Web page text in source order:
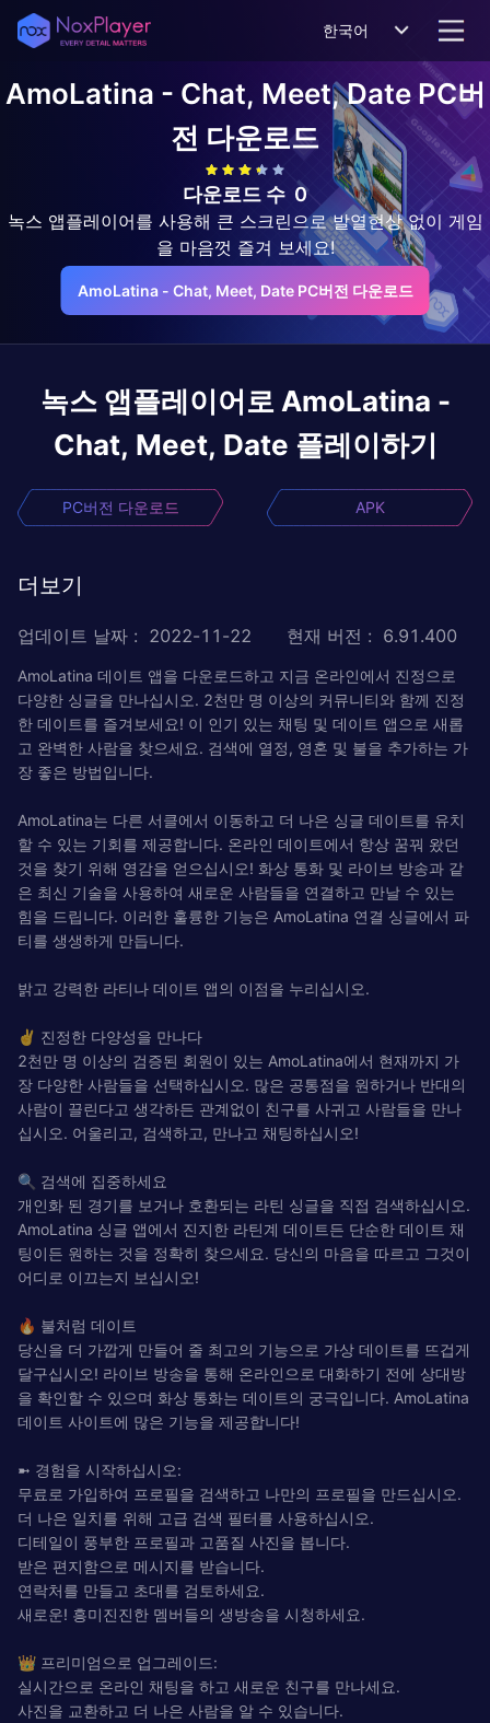
한국어
AmoLatina - Chat, Meet, DatePC버
전 다운로드
다운로드 수 0
녹스 앱플레이어를 사용해 큰 스크린으로 발열현상 없이 게임
을 마음껏 즐겨 보세요!
AmoLatina - Chat, Meet, Date PC버전 다운로드
녹스 앱플레이어로 AmoLatina -
Chat, Meet, Date 플레이하기
PC버전 다운로드 APK
더보기
업데이트 날짜 : 2022-11-22 현재 버전 : 6.91.400
AmoLatina 데이트 앱을 다운로드하고 지금 온라인에서 진정으로
다양한 싱글을 만나십시오. 2천만 명 이상의 커뮤니티와 함께 ​​진정
한 데이트를 즐겨보세요! 이 인기 있는 채팅 및 데이트 앱으로 새롭
고 완벽한 사람을 찾으세요. 검색에 열정, 영혼 및 불을 추가하는 가
장 좋은 방법입니다.
AmoLatina는 다른 서클에서 이동하고 더 나은 싱글 데이트를 유치
할 수 있는 기회를 제공합니다. 온라인 데이트에서 항상 꿈꿔 왔던
것을 찾기 위해 영감을 얻으십시오! 화상 통화 및 라이브 방송과 같
은 최신 기술을 사용하여 새로운 사람들을 연결하고 만날 수 있는
힘을 드립니다. 이러한 훌륭한 기능은 AmoLatina 연결 싱글에서 파
티를 생생하게 만듭니다.
밝고 강력한 라티나 데이트 앱의 이점을 누리십시오.
✌️ 진정한 다양성을 만나다
2천만 명 이상의 검증된 회원이 있는 AmoLatina에서 현재까지 가
장 다양한 사람들을 선택하십시오. 많은 공통점을 원하거나 반대의
사람이 끌린다고 생각하든 관계없이 친구를 사귀고 사람들을 만나
십시오. 어울리고, 검색하고, 만나고 채팅하십시오!
🔍 검색에 집중하세요
개인화 된 경기를 보거나 호환되는 라틴 싱글을 직접 검색하십시오.
AmoLatina 싱글 앱에서 진지한 라틴계 데이트든 단순한 데이트 채
팅이든 원하는 것을 정확히 찾으세요. 당신의 마음을 따르고 그것이
어디로 이끄는지 보십시오!
🔥 불처럼 데이트
당신을 더 가깝게 만들어 줄 최고의 기능으로 가상 데이트를 뜨겁게
달구십시오! 라이브 방송을 통해 온라인으로 대화하기 전에 상대방
을 확인할 수 있으며 화상 통화는 데이트의 궁극입니다. AmoLatina
데이트 사이트에 많은 기능을 제공합니다!
➼ 경험을 시작하십시오:
무료로 가입하여 프로필을 검색하고 나만의 프로필을 만드십시오.
더 나은 일치를 위해 고급 검색 필터를 사용하십시오.
디테일이 풍부한 프로필과 고품질 사진을 봅니다.
받은 편지함으로 메시지를 받습니다.
연락처를 만들고 초대를 검토하세요.
새로운! 흥미진진한 멤버들의 생방송을 시청하세요.
👑 프리미엄으로 업그레이드:
실시간으로 온라인 채팅을 하고 새로운 친구를 만나세요.
사진을 교환하고 더 나은 사람을 알 수 있습니다.